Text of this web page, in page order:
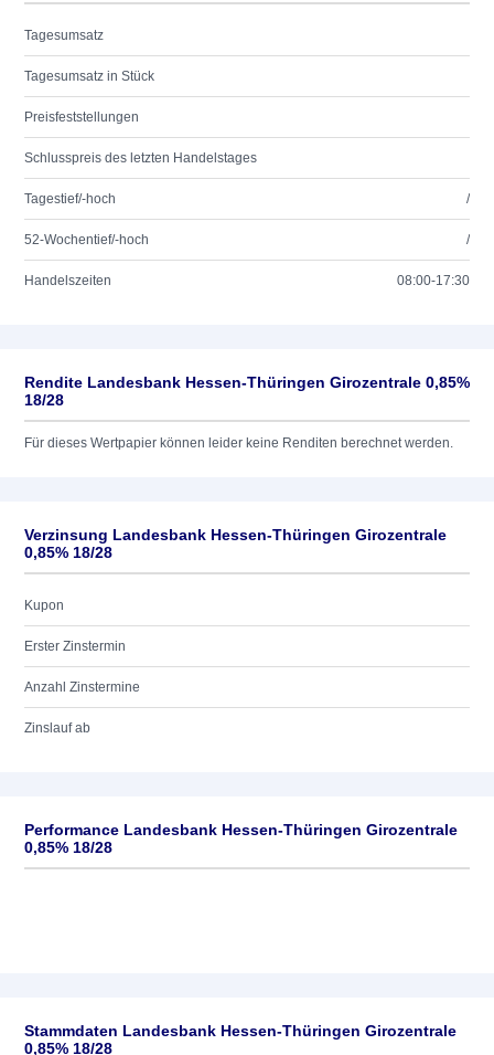
Tagesumsatz
Tagesumsatz in Stück
Preisfeststellungen
Schlusspreis des letzten Handelstages
Tagestief/-hoch /
52-Wochentief/-hoch /
Handelszeiten 08:00-17:30
Rendite Landesbank Hessen-Thüringen Girozentrale 0,85%
18/28
Für dieses Wertpapier können leider keine Renditen berechnet werden.
Verzinsung Landesbank Hessen-Thüringen Girozentrale
0,85% 18/28
Kupon
Erster Zinstermin
Anzahl Zinstermine
Zinslauf ab
Performance Landesbank Hessen-Thüringen Girozentrale
0,85% 18/28
Stammdaten Landesbank Hessen-Thüringen Girozentrale
0,85% 18/28